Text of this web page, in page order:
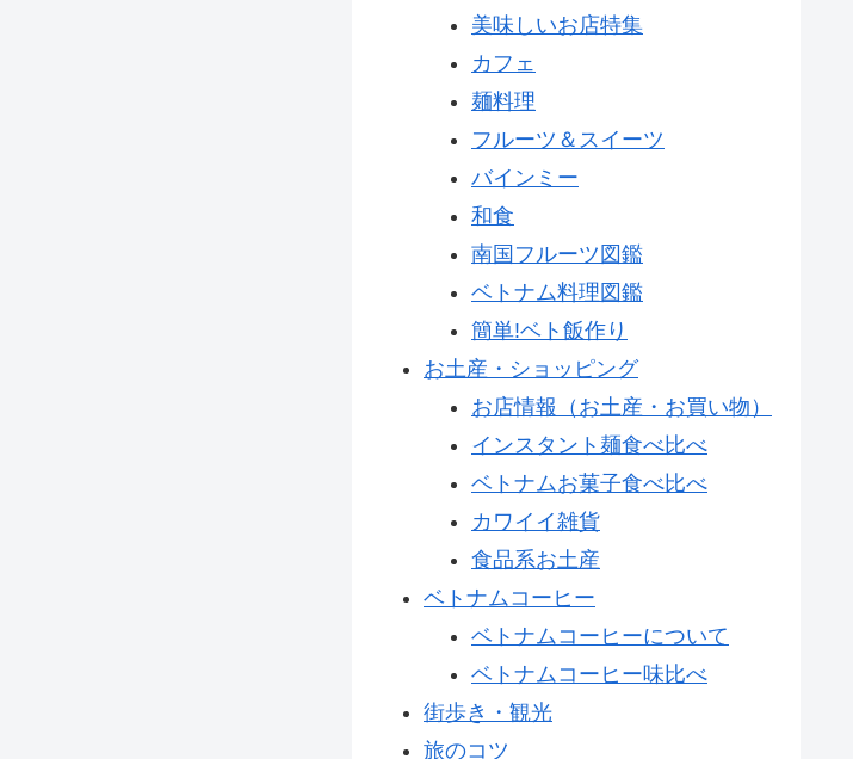
美味しいお店特集
カフェ
麺料理
フルーツ＆スイーツ
バインミー
和食
南国フルーツ図鑑
ベトナム料理図鑑
簡単!ベト飯作り
お土産・ショッピング
お店情報（お土産・お買い物）
インスタント麺食べ比べ
ベトナムお菓子食べ比べ
カワイイ雑貨
食品系お土産
ベトナムコーヒー
ベトナムコーヒーについて
ベトナムコーヒー味比べ
街歩き・観光
旅のコツ